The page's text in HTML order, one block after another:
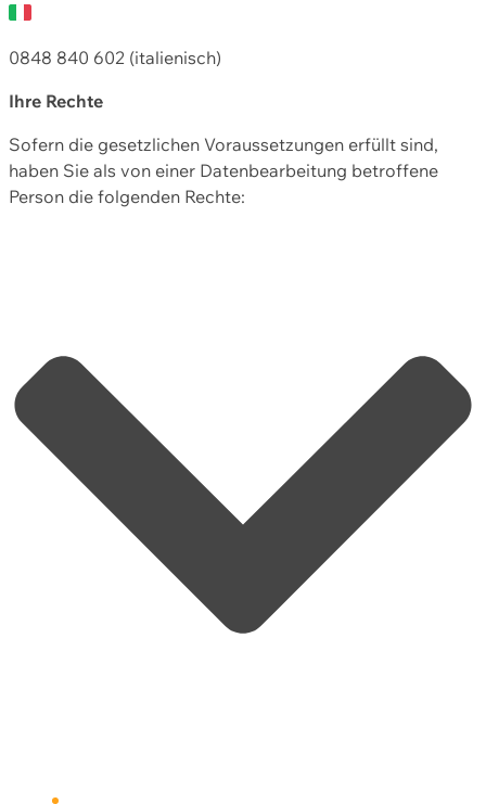
0848 840 602 (italienisch)
Ihre Rechte
Sofern die gesetzlichen Voraussetzungen erfüllt sind,
haben Sie als von einer Datenbearbeitung betroffene
Person die folgenden Rechte: